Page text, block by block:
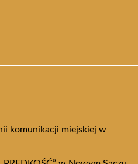
komunikacji miejskiej w